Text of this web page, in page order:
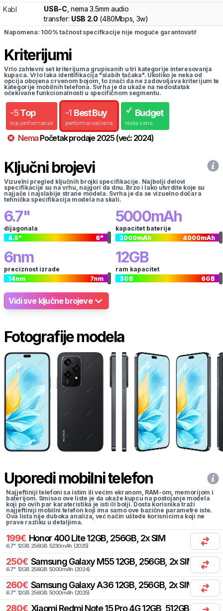
Kabl
USB-C , nema 3.5mm audio
transfer: USB 2.0 (480Mbps, 3w)
Napomena: 100% tačnost specifkacije nije moguće garantovati!
Kriterijumi
Vrlo zahtevni set kriterijuma grupisanih u tri kategorije interesovanja
kupaca. Vrlo laka identifikacija "slabih tačaka". Ukoliko je neka od
opcija obojena crvenom bojom, to znači da ne zadovoljava kriterijum te
kategorije mobilnih telefona. Svrha je da ukaže na nedostatak
očekivane funkcionalnosti u specifičnom segmentu.
-5 Top
top performanse
-1 Best Buy
performanse/cena
Budget
niska cena
Nema Početak prodaje 2025 (već: 2024)
Ključni brojevi
Vizuelni pregled ključnih brojki specifikacije. Najbolji delovi
specifikacije su na vrhu, najgori da dnu. Brzo i lako utvrdite koje su
najjače i najslabije strane modela. Svrha je da se vizuelno dočara
tehnička specifikacija modela na skali.
6.7"
dijagonala
4.5" 6"
5000mAh
kapacitet baterije
2000mAh 4000mAh
6nm
preciznost izrade
14nm 7nm
12GB
ram kapacitet
3GB 6GB
Vidi sve ključne brojeve
Fotografije modela
Uporedi mobilni telefon
Najjeftiniji telefoni sa istim ili većim ekranom, RAM-om, memorijom i
baterijom. Smisao ove liste je da ukaže kupcu na postojanje modela
koji po ovih par karateristika je isti ili bolji. Dosta korisnika traži
najjeftiniji mobilni telefon koji ima samo ove bazične parametre iste.
Ova lista nije duboka analiza, već način uštede korisnicima koji ne
prave razliku u detaljima.
199€ Honor 400 Lite 12GB, 256GB, 2x SIM
6.7" 12GB 256GB 5230mAh (2025)
250€ Samsung Galaxy M55 12GB, 256GB, 2x SIM
6.7" 12GB 256GB 5000mAh (2024)
260€ Samsung Galaxy A36 12GB, 256GB, 2x SIM, 2x
6.7" 12GB 256GB 5000mAh (2025)
280€ Xiaomi Redmi Note 15 Pro 4G 12GB, 512GB, 2x SIM